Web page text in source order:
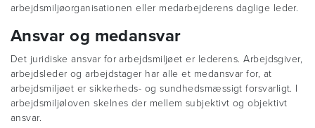
arbejdsmiljøorganisationen eller medarbejderens daglige leder.
Ansvar og medansvar
Det juridiske ansvar for arbejdsmiljøet er lederens. Arbejdsgiver,
arbejdsleder og arbejdstager har alle et medansvar for, at
arbejdsmiljøet er sikkerheds- og sundhedsmæssigt forsvarligt. I
arbejdsmiljøloven skelnes der mellem subjektivt og objektivt
ansvar.